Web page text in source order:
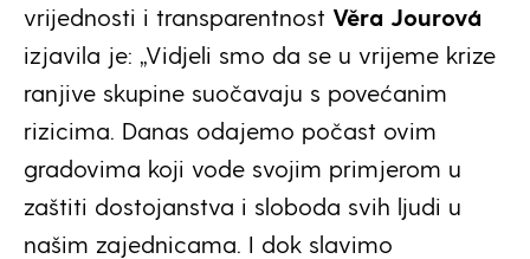
vrijednosti i transparentnost Věra Jourová
izjavila je: „Vidjeli smo da se u vrijeme krize
ranjive skupine suočavaju s povećanim
rizicima. Danas odajemo počast ovim
gradovima koji vode svojim primjerom u
zaštiti dostojanstva i sloboda svih ljudi u
našim zajednicama. I dok slavimo